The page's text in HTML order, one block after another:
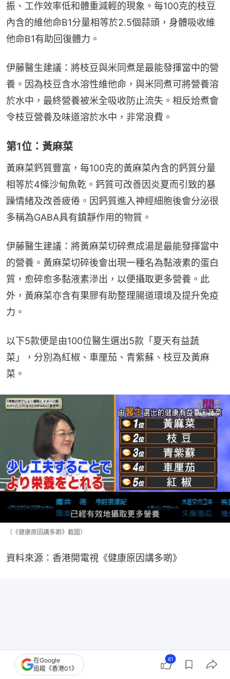
振、工作效率低和體重減輕的現象。每100克的枝豆
內含的維他命B1分量相等於2.5個蒜頭，身體吸收維
他命B1有助回復體力。
伊藤醫生建議：將枝豆與米同煮是最能發揮當中的營
養。因為枝豆含水溶性維他命，與米同煮可將營養溶
於水中，最終營養被米全吸收防止流失。相反烚煮會
令枝豆營養及味道溶於水中，非常浪費。
第1位：黃麻菜
黃麻菜鈣質豐富，每100克的黃麻菜內含的鈣質分量
相等於4條沙甸魚乾。鈣質可改善因炎夏而引致的暴
躁情緒及改善疲倦。因鈣質進入神經細胞後會分泌很
多稱為GABA具有鎮靜作用的物質。
伊藤醫生建議：將黃麻菜切碎煮成湯是最能發揮當中
的營養。黃麻菜切碎後會出現一種名為黏液素的蛋白
質，愈碎愈多黏液素滲出，以便攝取更多營養。此
外，黃麻菜亦含有果膠有助整理腸道環境及提升免疫
力。
以下5款便是由100位醫生選出5款「夏天有益蔬
菜」，分別為紅椒、車厘茄、青紫蘇、枝豆及黃麻
菜。
（《健康原因講多啲》截圖）
資料來源：香港開電視《健康原因講多啲》
在Google
追蹤《香港01》
61